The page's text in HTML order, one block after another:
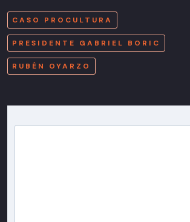
CASO PROCULTURA
PRESIDENTE GABRIEL BORIC
RUBÉN OYARZO